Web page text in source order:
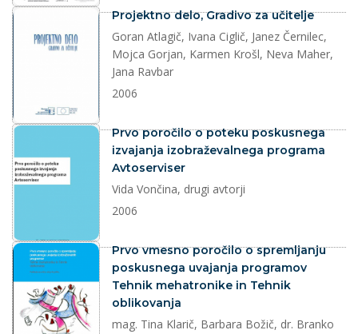
dokument
Projektno delo, Gradivo za učitelje
Goran Atlagič, Ivana Ciglič, Janez Černilec,
Mojca Gorjan, Karmen Krošl, Neva Maher,
Jana Ravbar
2006
dokument
Prvo poročilo o poteku poskusnega
izvajanja izobraževalnega programa
Avtoserviser
Vida Vončina, drugi avtorji
2006
dokument
Prvo vmesno poročilo o spremljanju
poskusnega uvajanja programov
Tehnik mehatronike in Tehnik
oblikovanja
mag. Tina Klarič, Barbara Božič, dr. Branko